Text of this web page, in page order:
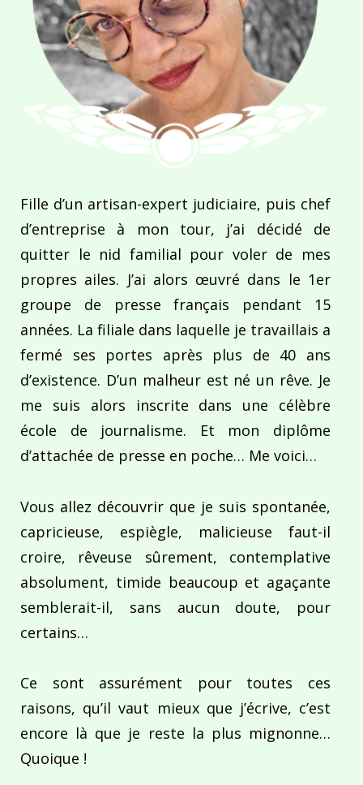
Fille d’un artisan-expert judiciaire, puis chef
d’entreprise à mon tour, j’ai décidé de
quitter le nid familial pour voler de mes
propres ailes. J’ai alors œuvré dans le 1er
groupe de presse français pendant 15
années. La filiale dans laquelle je travaillais a
fermé ses portes après plus de 40 ans
d’existence. D’un malheur est né un rêve. Je
me suis alors inscrite dans une célèbre
école de journalisme. Et mon diplôme
d’attachée de presse en poche… Me voici…
Vous allez découvrir que je suis spontanée,
capricieuse, espiègle, malicieuse faut-il
croire, rêveuse sûrement, contemplative
absolument, timide beaucoup et agaçante
semblerait-il, sans aucun doute, pour
certains…
Ce sont assurément pour toutes ces
raisons, qu’il vaut mieux que j’écrive, c’est
encore là que je reste la plus mignonne…
Quoique !